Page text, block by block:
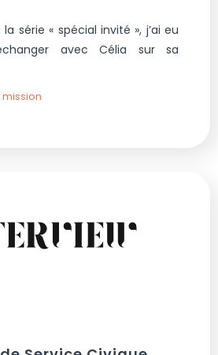
série « spécial invité », j’ai eu
avec Célia sur sa